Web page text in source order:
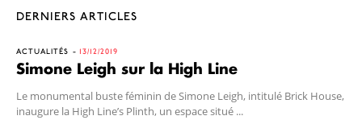
DERNIERS ARTICLES
ACTUALITÉS 13/12/2019
Simone Leigh sur la High Line
Le monumental buste féminin de Simone Leigh, intitulé Brick House,
inaugure la High Line’s Plinth, un espace situé ...